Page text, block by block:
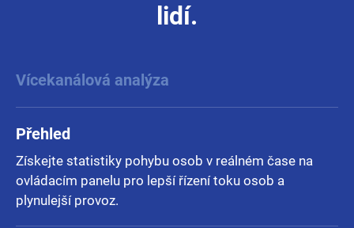
lidí.
Vícekanálová analýza
Přehled
Získejte statistiky pohybu osob v reálném čase na
ovládacím panelu pro lepší řízení toku osob a
plynulejší provoz.